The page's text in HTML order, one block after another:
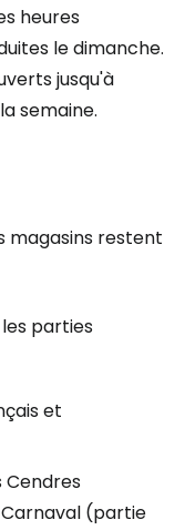
heures
le dimanche.
jusqu'à
semaine.
magasins restent
parties
et
Cendres
(partie